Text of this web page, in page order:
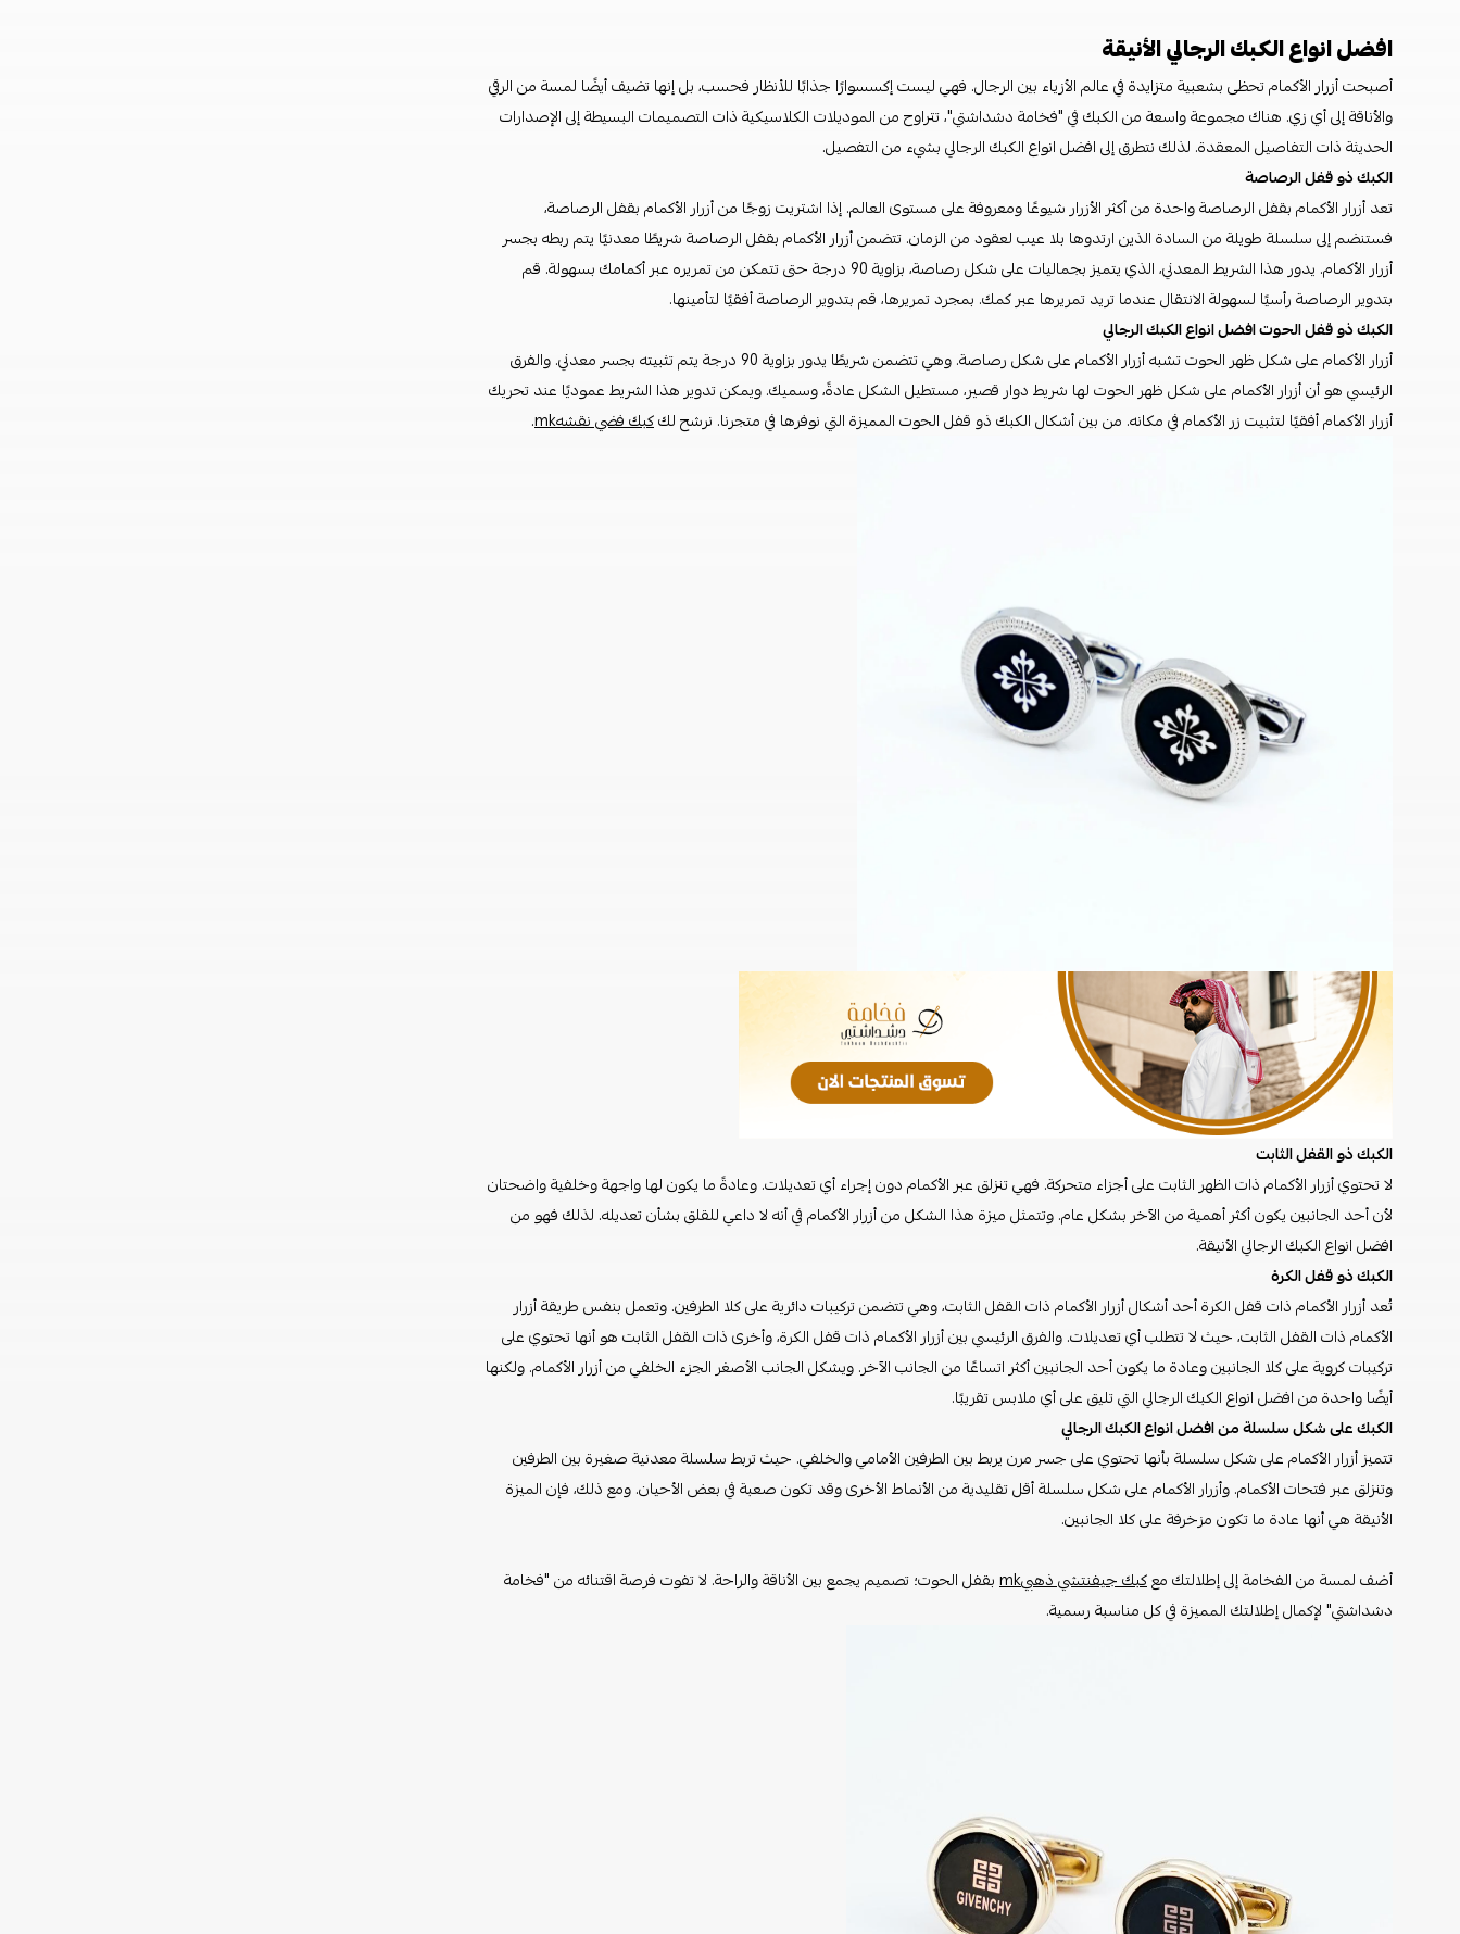
افضل انواع الكبك الرجالي الأنيقة
أصبحت أزرار الأكمام تحظى بشعبية متزايدة في عالم الأزياء بين الرجال. فهي ليست إكسسوارًا جذابًا للأنظار فحسب، بل إنها تضيف أيضًا لمسة من الرقي
والأناقة إلى أي زي. هناك مجموعة واسعة من الكبك في "فخامة دشداشتي"، تتراوح من الموديلات الكلاسيكية ذات التصميمات البسيطة إلى الإصدارات
الحديثة ذات التفاصيل المعقدة. لذلك نتطرق إلى افضل انواع الكبك الرجالي بشيء من التفصيل.
الكبك ذو قفل الرصاصة
تعد أزرار الأكمام بقفل الرصاصة واحدة من أكثر الأزرار شيوعًا ومعروفة على مستوى العالم. إذا اشتريت زوجًا من أزرار الأكمام بقفل الرصاصة،
فستنضم إلى سلسلة طويلة من السادة الذين ارتدوها بلا عيب لعقود من الزمان. تتضمن أزرار الأكمام بقفل الرصاصة شريطًا معدنيًا يتم ربطه بجسر
أزرار الأكمام. يدور هذا الشريط المعدني، الذي يتميز بجماليات على شكل رصاصة، بزاوية 90 درجة حتى تتمكن من تمريره عبر أكمامك بسهولة. قم
بتدوير الرصاصة رأسيًا لسهولة الانتقال عندما تريد تمريرها عبر كمك. بمجرد تمريرها، قم بتدوير الرصاصة أفقيًا لتأمينها.
الكبك ذو قفل الحوت افضل انواع الكبك الرجالي
أزرار الأكمام على شكل ظهر الحوت تشبه أزرار الأكمام على شكل رصاصة. وهي تتضمن شريطًا يدور بزاوية 90 درجة يتم تثبيته بجسر معدني. والفرق
الرئيسي هو أن أزرار الأكمام على شكل ظهر الحوت لها شريط دوار قصير، مستطيل الشكل عادةً، وسميك. ويمكن تدوير هذا الشريط عموديًا عند تحريك
أزرار الأكمام أفقيًا لتثبيت زر الأكمام في مكانه. من بين أشكال الكبك ذو قفل الحوت المميزة التي نوفرها في متجرنا. نرشح لككبك فضي نقشهmk .
الكبك ذو القفل الثابت
لا تحتوي أزرار الأكمام ذات الظهر الثابت على أجزاء متحركة. فهي تنزلق عبر الأكمام دون إجراء أي تعديلات. وعادةً ما يكون لها واجهة وخلفية واضحتان
لأن أحد الجانبين يكون أكثر أهمية من الآخر بشكل عام. وتتمثل ميزة هذا الشكل من أزرار الأكمام في أنه لا داعي للقلق بشأن تعديله. لذلك فهو من
افضل انواع الكبك الرجالي الأنيقة.
الكبك ذو قفل الكرة
تُعد أزرار الأكمام ذات قفل الكرة أحد أشكال أزرار الأكمام ذات القفل الثابت، وهي تتضمن تركيبات دائرية على كلا الطرفين. وتعمل بنفس طريقة أزرار
الأكمام ذات القفل الثابت، حيث لا تتطلب أي تعديلات. والفرق الرئيسي بين أزرار الأكمام ذات قفل الكرة، وأخرى ذات القفل الثابت هو أنها تحتوي على
تركيبات كروية على كلا الجانبين وعادة ما يكون أحد الجانبين أكثر اتساعًا من الجانب الآخر. ويشكل الجانب الأصغر الجزء الخلفي من أزرار الأكمام. ولكنها
أيضًا واحدة من افضل انواع الكبك الرجالي التي تليق على أي ملابس تقريبًا.
الكبك على شكل سلسلة من افضل انواع الكبك الرجالي
تتميز أزرار الأكمام على شكل سلسلة بأنها تحتوي على جسر مرن يربط بين الطرفين الأمامي والخلفي. حيث تربط سلسلة معدنية صغيرة بين الطرفين
وتنزلق عبر فتحات الأكمام. وأزرار الأكمام على شكل سلسلة أقل تقليدية من الأنماط الأخرى وقد تكون صعبة في بعض الأحيان. ومع ذلك، فإن الميزة
الأنيقة هي أنها عادة ما تكون مزخرفة على كلا الجانبين.
أضف لمسة من الفخامة إلى إطلالتك معكبك جيفنتشي ذهبيmk
بقفل الحوت؛ تصميم يجمع بين الأناقة والراحة. لا تفوت فرصة اقتنائه من "فخامة
دشداشتي" لإكمال إطلالتك المميزة في كل مناسبة رسمية.